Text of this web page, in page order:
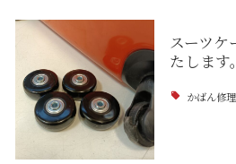
スーツケ
たします。
かばん修理